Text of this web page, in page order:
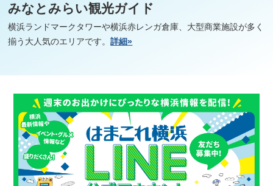
みなとみらい観光ガイド
横浜ランドマークタワーや横浜赤レンガ倉庫、大型商業施設が多く
揃う大人気のエリアです。詳細»